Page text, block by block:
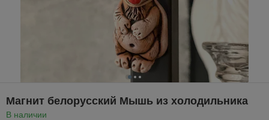
Магнит белорусский Мышь из холодильника
В наличии